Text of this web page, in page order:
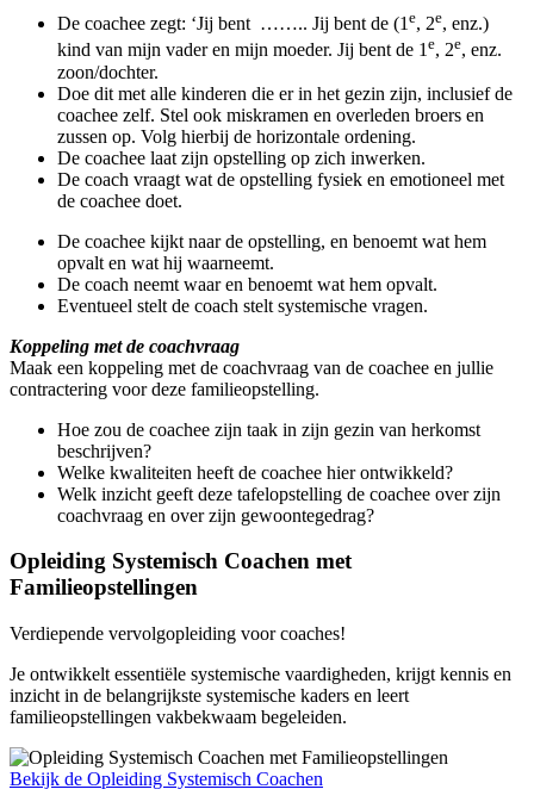
De coachee zegt: ‘Jij bent …….. Jij bent de (1 e, 2e, enz.)
kind van mijn vader en mijn moeder. Jij bent de 1e, 2e, enz.
zoon/dochter.
Doe dit met alle kinderen die er in het gezin zijn, inclusief de
coachee zelf. Stel ook miskramen en overleden broers en
zussen op. Volg hierbij de horizontale ordening.
De coachee laat zijn opstelling op zich inwerken.
De coach vraagt wat de opstelling fysiek en emotioneel met
de coachee doet.
De coachee kijkt naar de opstelling, en benoemt wat hem
opvalt en wat hij waarneemt.
De coach neemt waar en benoemt wat hem opvalt.
Eventueel stelt de coach stelt systemische vragen.
Koppeling met de coachvraag
Maak een koppeling met de coachvraag van de coachee en jullie
contractering voor deze familieopstelling.
Hoe zou de coachee zijn taak in zijn gezin van herkomst
beschrijven?
Welke kwaliteiten heeft de coachee hier ontwikkeld?
Welk inzicht geeft deze tafelopstelling de coachee over zijn
coachvraag en over zijn gewoontegedrag?
Opleiding Systemisch Coachen met
Familieopstellingen
Verdiepende vervolgopleiding voor coaches!
Je ontwikkelt essentiële systemische vaardigheden, krijgt kennis en
inzicht in de belangrijkste systemische kaders en leert
familieopstellingen vakbekwaam begeleiden.
Bekijk de Opleiding Systemisch Coachen